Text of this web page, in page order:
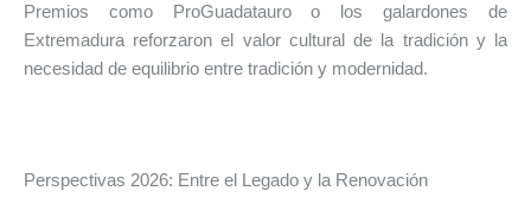
Premios como ProGuadatauro o los galardones de
Extremadura reforzaron el valor cultural de la tradición y la
necesidad de equilibrio entre tradición y modernidad.
Perspectivas 2026: Entre el Legado y la Renovación